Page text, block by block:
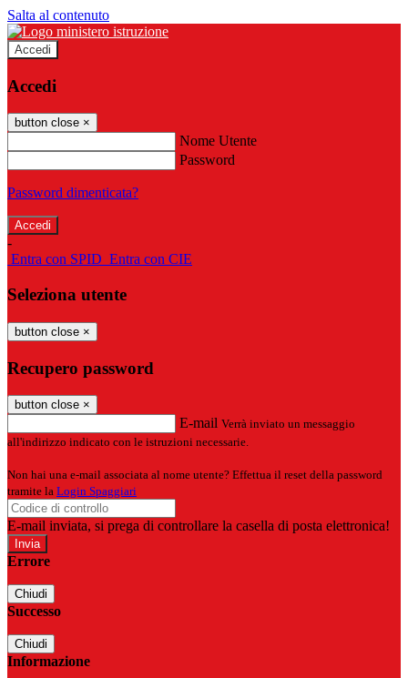
Salta al contenuto
Accedi
Accedi
button close ×
Nome Utente
Password
Password dimenticata?
-
Entra con SPID Entra con CIE
Seleziona utente
button close ×
Recupero password
button close ×
E-mail Verrà inviato un messaggio
all'indirizzo indicato con le istruzioni necessarie.
Non hai una e-mail associata al nome utente? Effettua il reset della password
tramite la Login Spaggiari
E-mail inviata, si prega di controllare la casella di posta elettronica!
Errore
Chiudi
Successo
Chiudi
Informazione